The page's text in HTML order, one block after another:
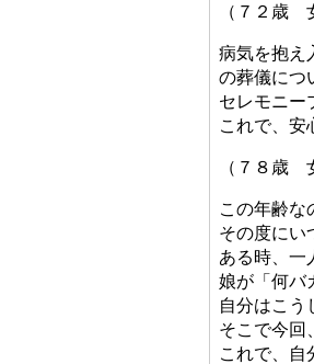
（７２歳
病気を抱え
の葬儀につ
セレモニー
これで、安
（７８歳
この年齢な
その度にい
ある時、一
娘が「何バ
自分はこ
そこで今回
これで、自